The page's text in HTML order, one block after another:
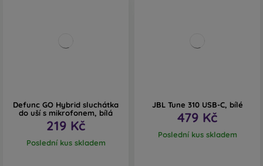
Defunc GO Hybrid sluchátka
do uší s mikrofonem, bílá
219 Kč
Poslední kus skladem
JBL Tune 310 USB-C, bílé
479 Kč
Poslední kus skladem